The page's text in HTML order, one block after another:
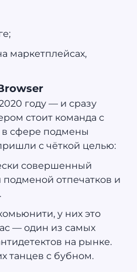
маркетплейсах,
году — и сразу
стоит команда с
сфере подмены
с чёткой целью:
совершенный
подменой отпечатков и
у них это
— один из самых
на рынке.
танцев с бубном.